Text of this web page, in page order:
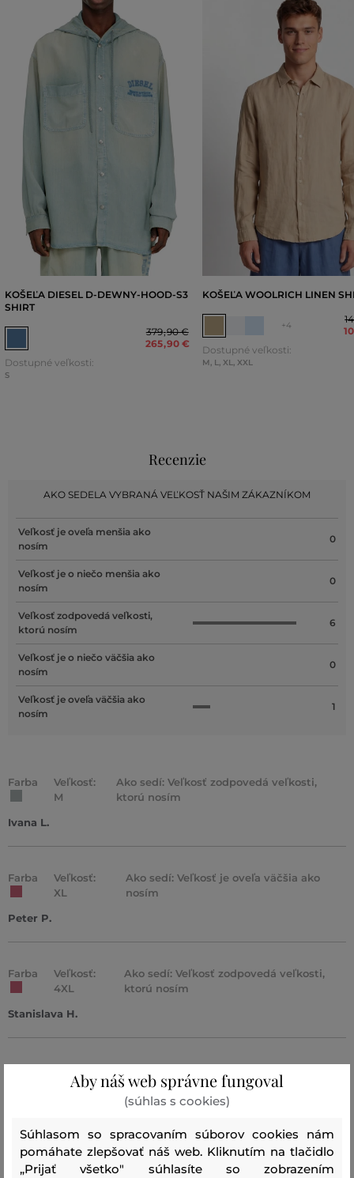
KOŠEĽA DIESEL D-DEWNY-HOOD-S3
SHIRT
379,90 €
265,90 €
Dostupné veľkosti:
S
KOŠEĽA WOOLRICH LINEN
+4
Dostupné veľkosti:
M, L, XL, XXL
Recenzie
AKO SEDELA VYBRANÁ VEĽKOSŤ NAŠIM ZÁKAZNÍKOM
Veľkosť je oveľa menšia ako
nosím
0
Veľkosť je o niečo menšia ako
nosím
0
Veľkosť zodpovedá veľkosti,
ktorú nosím
6
Veľkosť je o niečo väčšia ako
nosím
0
Veľkosť je oveľa väčšia ako
nosím
1
Farba
Veľkosť:
M
Ako sedí: Veľkosť zodpovedá veľkosti,
ktorú nosím
Ivana L.
Farba
Veľkosť:
XL
Ako sedí: Veľkosť je oveľa väčšia ako
nosím
Peter P.
Farba
Veľkosť:
4XL
Ako sedí: Veľkosť zodpovedá veľkosti,
ktorú nosím
Stanislava H.
XXL
ktorú nosím
Farba
Veľkosť:
Ako sedí: Veľkosť zodpovedá veľkosti,
Aby náš web správne fungoval
(súhlas s cookies)
Súhlasom so spracovaním súborov cookies nám
pomáhate zlepšovať náš web. Kliknutím na tlačidlo
„Prijať všetko" súhlasíte so zobrazením